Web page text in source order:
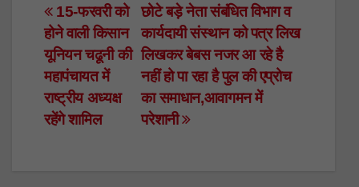
c
e
b
o
o
tt
er
at
s
A
p
p
k
e
dI
n
ail
Post
navigation
छोटे बड़े नेता संबंधित विभाग व
कार्यदायी संस्थान को पत्र लिख
लिखकर बेबस नजर आ रहे है
नहीं हो पा रहा है पुल की एप्रोच
का समाधान,आवागमन में
परेशानी
15-फरवरी को
होने वाली किसान
यूनियन चढूनी की
महापंचायत में
राष्ट्रीय अध्यक्ष
रहेंगे शामिल